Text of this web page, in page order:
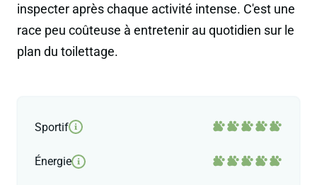
inspecter après chaque activité intense. C'est une
race peu coûteuse à entretenir au quotidien sur le
plan du toilettage.
Sportif i
Énergie i